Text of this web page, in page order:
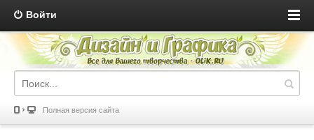
Войти
Полная версия сайта